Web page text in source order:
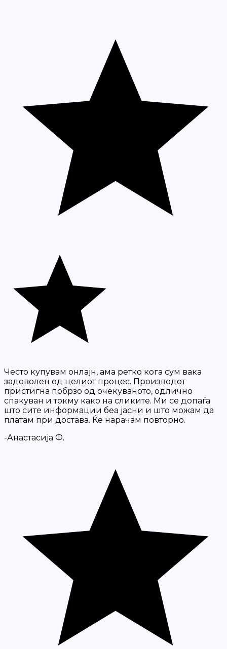
Често купувам онлајн, ама ретко кога сум вака
задоволен од целиот процес. Производот
пристигна побрзо од очекуваното, одлично
спакуван и токму како на сликите. Ми се допаѓа
што сите информации беа јасни и што можам да
платам при достава. Ќе нарачам повторно.
-Анастасија Ф.